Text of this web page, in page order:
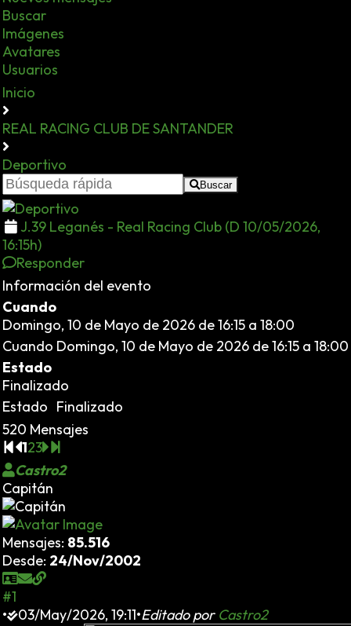
Buscar
Imágenes
Avatares
Usuarios
Inicio
REAL RACING CLUB DE SANTANDER
Deportivo
Buscar
J.39 Leganés - Real Racing Club (D 10/05/2026,
16:15h)
Responder
Información del evento
Cuando
Domingo, 10 de Mayo de 2026 de 16:15 a 18:00
Cuando Domingo, 10 de Mayo de 2026 de 16:15 a 18:00
Estado
Finalizado
Estado Finalizado
520 Mensajes
123
Castro2
Capitán
Mensajes: 85.516
Desde: 24/Nov/2002
#1
•
03/May/2026, 19:11•Editado por Castro2